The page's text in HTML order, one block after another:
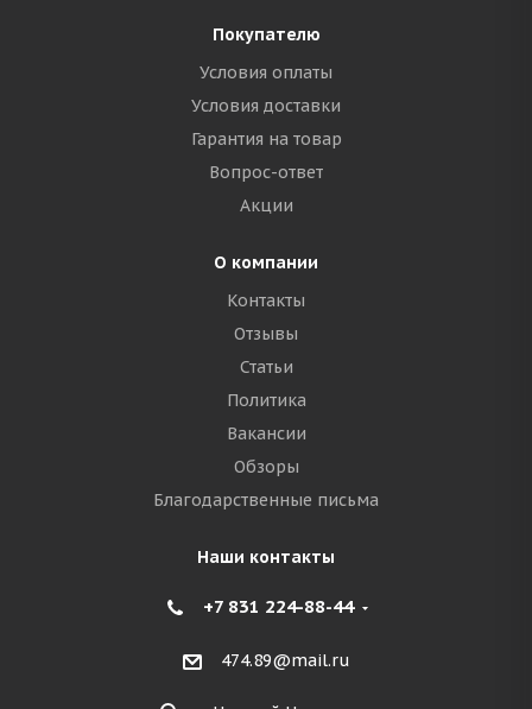
Покупателю
Условия оплаты
Условия доставки
Гарантия на товар
Вопрос-ответ
Акции
О компании
Контакты
Отзывы
Статьи
Политика
Вакансии
Обзоры
Благодарственные письма
Наши контакты
+7 831 224-88-44
474.89@mail.ru